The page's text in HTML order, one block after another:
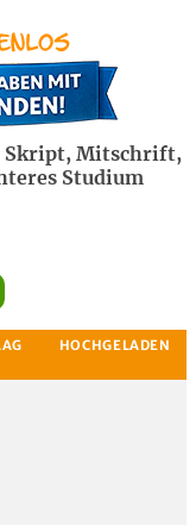
Skript, Mitschrift,
Studium